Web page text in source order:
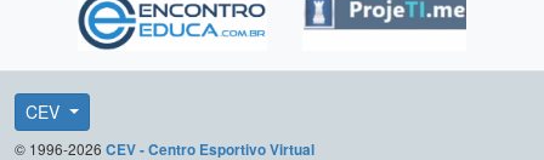
CEV
© 1996-2026 CEV - Centro Esportivo Virtual